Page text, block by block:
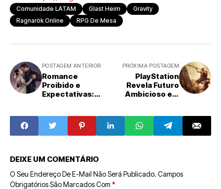
Comunidade LATAM Glast Heim
Gravity
Ragnarök Online
RPG De Mesa
POSTAGEM ANTERIOR
Romance
Proibido e
Expectativas:
da 4ª Temporada
de 'Bridgerton'
com Destaque
Sophie
PRÓXIMA POSTAGEM
PlayStation
Revela Futuro
Ambicioso em
2026: Remake
Clássico de God
of War Lidera
DEIXE UM COMENTÁRIO
O Seu Endereço De E-Mail Não Será Publicado. Campos
Obrigatórios São Marcados Com *